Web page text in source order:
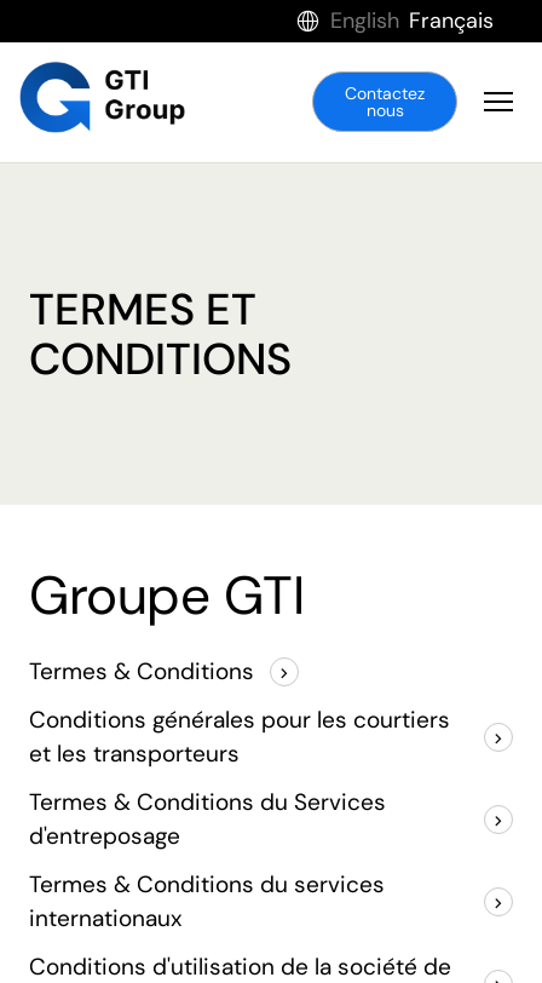
English Français
Contactez
nous
TERMES ET
CONDITIONS
Groupe GTI
Termes & Conditions
Conditions générales pour les courtiers
et les transporteurs
Termes & Conditions du Services
d'entreposage
Termes & Conditions du services
internationaux
Conditions d'utilisation de la société de